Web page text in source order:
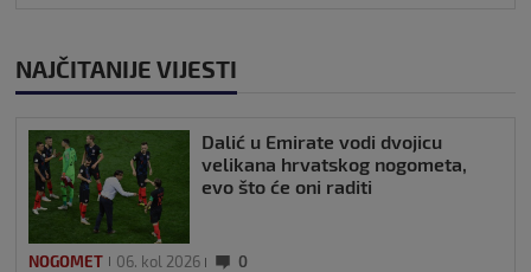
NAJČITANIJE VIJESTI
Dalić u Emirate vodi dvojicu
velikana hrvatskog nogometa,
evo što će oni raditi
NOGOMET 06. kol 2026 0